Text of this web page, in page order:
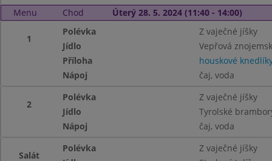
Menu
Chod Úterý 28. 5. 2024 (11:40 - 14:00)
1
Polévka
Z vaječné jíšky
Jídlo
Vepřová
Příloha
houskové
Nápoj
čaj, voda
2
Polévka
Z vaječné jíšky
Jídlo
Tyrolské
Nápoj
čaj, voda
Salát
Polévka
Z vaječné jíšky